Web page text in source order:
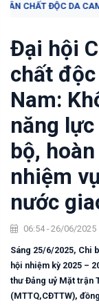
ĐỘC DA CAM --
Đại hội
chất
Nam:
năng
bộ,
nhiệm
nước
06:54 - 26/06/2025
Sáng 25/6/2025, Chi
hội nhiệm kỳ 2025 –
thư Đảng uỷ Mặt trận
(MTTQ,CĐTTW),